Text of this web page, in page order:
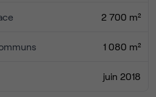
2 700 m²
1 080 m²
juin 2018